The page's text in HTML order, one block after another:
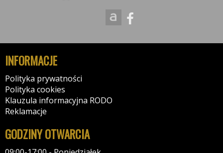
INFORMACJE
Polityka prywatności
Polityka cookies
Klauzula informacyjna RODO
Reklamacje
GODZINY OTWARCIA